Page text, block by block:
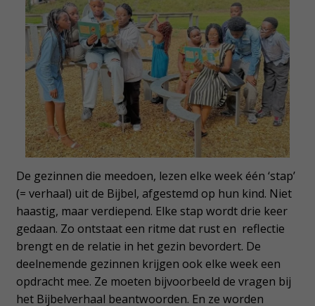
De gezinnen die meedoen, lezen elke week één ‘stap’
(= verhaal) uit de Bijbel, afgestemd op hun kind. Niet
haastig, maar verdiepend. Elke stap wordt drie keer
gedaan. Zo ontstaat een ritme dat rust en reflectie
brengt en de relatie in het gezin bevordert. De
deelnemende gezinnen krijgen ook elke week een
opdracht mee. Ze moeten bijvoorbeeld de vragen bij
het Bijbelverhaal beantwoorden. En ze worden